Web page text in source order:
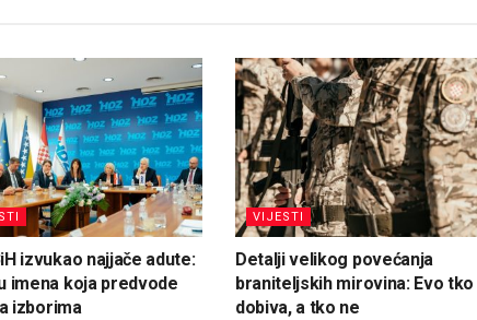
izvukao najjače adute:
imena koja predvode
izborima
VIJESTI
Detalji velikog povećanja
braniteljskih mirovina: Evo tko
dobiva, a tko ne